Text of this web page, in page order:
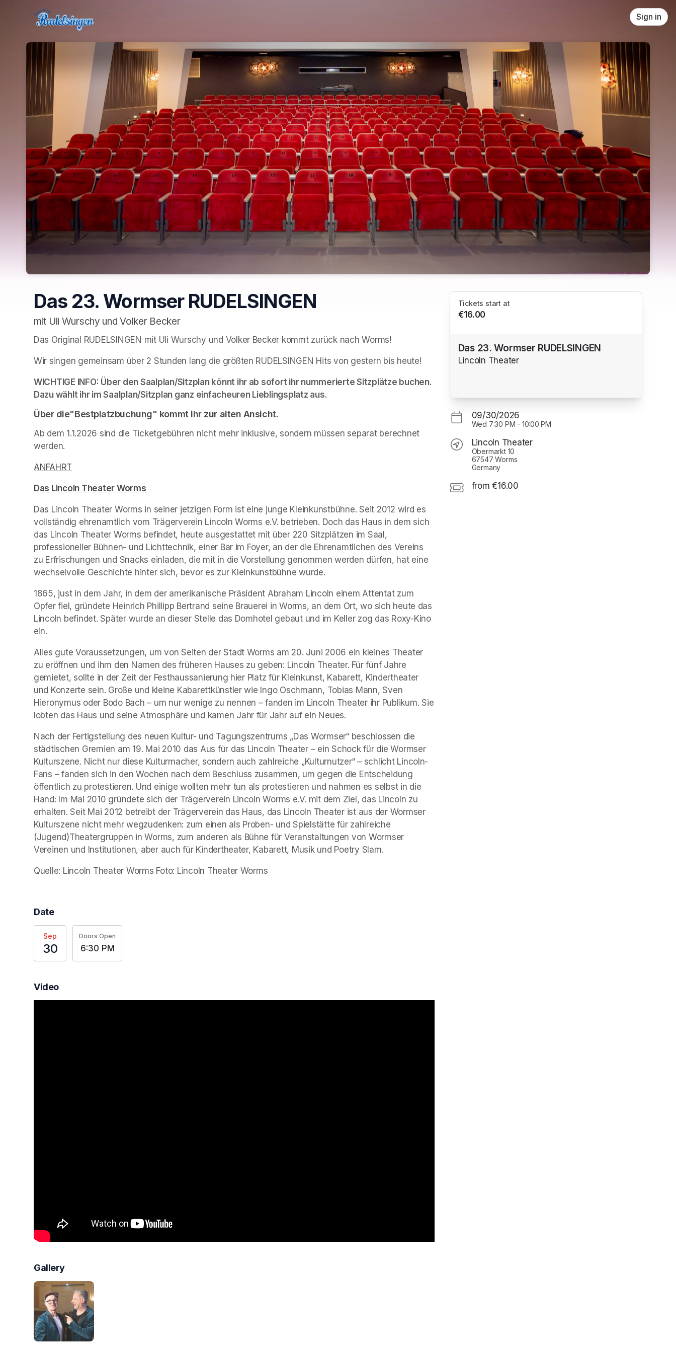
Skip header
Sign in
Das 23. Wormser RUDELSINGEN
mit Uli Wurschy und Volker Becker
Das Original RUDELSINGEN mit Uli Wurschy und Volker Becker kommt zurück nach Worms!
Wir singen gemeinsam über 2 Stunden lang die größten RUDELSINGEN Hits von gestern bis heute!
WICHTIGE INFO: Über den Saalplan/Sitzplan könnt ihr ab sofort ihr nummerierte Sitzplätze buchen.
Dazu wählt ihr im Saalplan/Sitzplan ganz einfacheuren Lieblingsplatz aus.
Über die"Bestplatzbuchung" kommt ihr zur alten Ansicht.
Ab dem 1.1.2026 sind die Ticketgebühren nicht mehr inklusive, sondern müssen separat berechnet
werden.
ANFAHRT
Das Lincoln Theater Worms
Das Lincoln Theater Worms in seiner jetzigen Form ist eine junge Kleinkunstbühne. Seit 2012 wird es
vollständig ehrenamtlich vom Trägerverein Lincoln Worms e.V. betrieben. Doch das Haus in dem sich
das Lincoln Theater Worms befindet, heute ausgestattet mit über 220 Sitzplätzen im Saal,
professioneller Bühnen- und Lichttechnik, einer Bar im Foyer, an der die Ehrenamtlichen des Vereins
zu Erfrischungen und Snacks einladen, die mit in die Vorstellung genommen werden dürfen, hat eine
wechselvolle Geschichte hinter sich, bevor es zur Kleinkunstbühne wurde.
1865, just in dem Jahr, in dem der amerikanische Präsident Abraham Lincoln einem Attentat zum
Opfer fiel, gründete Heinrich Phillipp Bertrand seine Brauerei in Worms, an dem Ort, wo sich heute das
Lincoln befindet. Später wurde an dieser Stelle das Domhotel gebaut und im Keller zog das Roxy-Kino
ein.
Alles gute Voraussetzungen, um von Seiten der Stadt Worms am 20. Juni 2006 ein kleines Theater
zu eröffnen und ihm den Namen des früheren Hauses zu geben: Lincoln Theater. Für fünf Jahre
gemietet, sollte in der Zeit der Festhaussanierung hier Platz für Kleinkunst, Kabarett, Kindertheater
und Konzerte sein. Große und kleine Kabarettkünstler wie Ingo Oschmann, Tobias Mann, Sven
Hieronymus oder Bodo Bach – um nur wenige zu nennen – fanden im Lincoln Theater ihr Publikum. Sie
lobten das Haus und seine Atmosphäre und kamen Jahr für Jahr auf ein Neues.
Nach der Fertigstellung des neuen Kultur- und Tagungszentrums „Das Wormser“ beschlossen die
städtischen Gremien am 19. Mai 2010 das Aus für das Lincoln Theater – ein Schock für die Wormser
Kulturszene. Nicht nur diese Kulturmacher, sondern auch zahlreiche „Kulturnutzer“ – schlicht Lincoln-
Fans – fanden sich in den Wochen nach dem Beschluss zusammen, um gegen die Entscheidung
öffentlich zu protestieren. Und einige wollten mehr tun als protestieren und nahmen es selbst in die
Hand: Im Mai 2010 gründete sich der Trägerverein Lincoln Worms e.V. mit dem Ziel, das Lincoln zu
erhalten. Seit Mai 2012 betreibt der Trägerverein das Haus, das Lincoln Theater ist aus der Wormser
Kulturszene nicht mehr wegzudenken: zum einen als Proben- und Spielstätte für zahlreiche
(Jugend)Theatergruppen in Worms, zum anderen als Bühne für Veranstaltungen von Wormser
Vereinen und Institutionen, aber auch für Kindertheater, Kabarett, Musik und Poetry Slam.
Quelle: Lincoln Theater Worms Foto: Lincoln Theater Worms
Date
Sep
30
Doors Open
6:30 PM
Video
Gallery
Tickets start at
€16.00
Das 23. Wormser RUDELSINGEN
Lincoln Theater
09/30/2026
Wed 7:30 PM - 10:00 PM
Lincoln Theater
Obermarkt 10
67547 Worms
Germany
from €16.00